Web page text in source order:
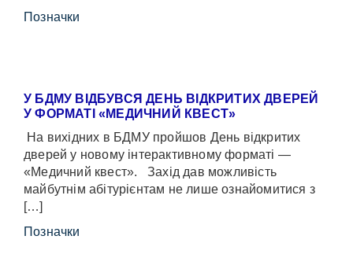
Позначки
У БДМУ ВІДБУВСЯ ДЕНЬ ВІДКРИТИХ ДВЕРЕЙ
У ФОРМАТІ «МЕДИЧНИЙ КВЕСТ»
На вихідних в БДМУ пройшов День відкритих
дверей у новому інтерактивному форматі —
«Медичний квест». Захід дав можливість
майбутнім абітурієнтам не лише ознайомитися з
[…]
Позначки